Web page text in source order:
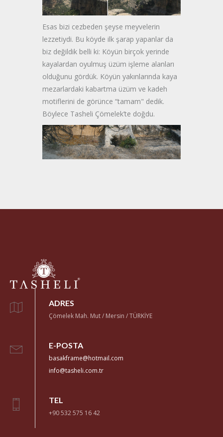
Esas bizi cezbeden şeyse meyvelerin
lezzetiydi. Bu köyde ilk şarap yapanlar da
biz değildik belli ki: Köyün birçok yerinde
kayalardan oyulmuş üzüm işleme alanları
olduğunu gördük. Köyün yakınlarında kaya
mezarlardaki kabartma üzüm ve kadeh
motiflerini de görünce “tamam" dedik.
Böylece Tasheli Çömelek’te doğdu.
ADRES
Çömelek Mah. Mut / Mersin / TÜRKİYE
E-POSTA
basakframe@hotmail.com
info@tasheli.com.tr
TEL
+90 532 575 16 42